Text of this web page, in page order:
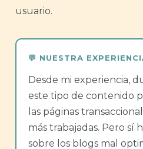
usuario.
Desde mi experiencia,
este tipo de contenido
las páginas
más trabajadas. Pero sí
sobre los blogs mal